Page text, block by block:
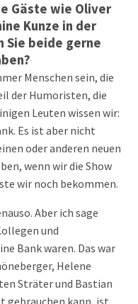
Gäste wie Oliver
Kunze in der
Sie beide gerne
Menschen sein, die
der Humoristen, die
Leuten wissen wir:
Es ist aber nicht
oder anderen neuen
wenn wir die Show
wir noch bekommen.
Aber ich sage
und
Bank waren. Das war
Helene
Sträter und Bastian
gebrauchen kann, ist